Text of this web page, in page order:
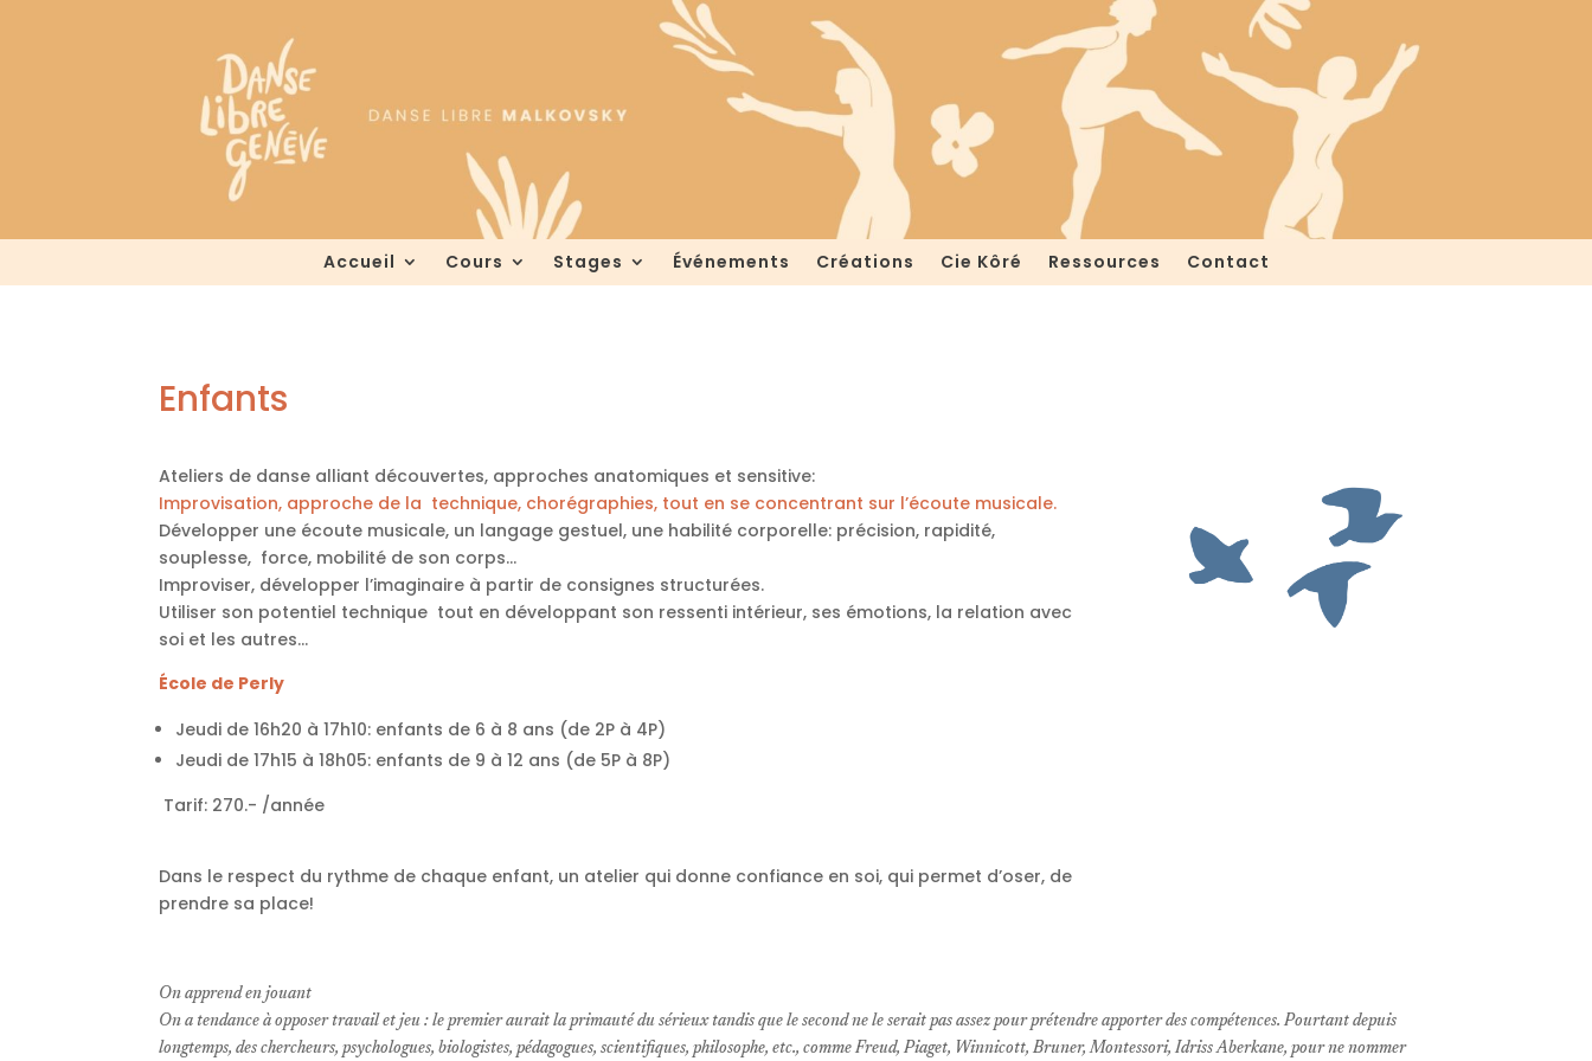
Accueil Cours Stages Événements Créations Cie Kôré Ressources Contact
Enfants
Ateliers de danse alliant découvertes, approches anatomiques et sensitive:
Improvisation, approche de la technique, chorégraphies, tout en se concentrant sur l’écoute musicale.
Développer une écoute musicale, un langage gestuel, une habilité corporelle: précision, rapidité,
souplesse, force, mobilité de son corps…
Improviser, développer l’imaginaire à partir de consignes structurées.
Utiliser son potentiel technique tout en développant son ressenti intérieur, ses émotions, la relation avec
soi et les autres…
École de Perly
Jeudi de 16h20 à 17h10: enfants de 6 à 8 ans (de 2P à 4P)
Jeudi de 17h15 à 18h05: enfants de 9 à 12 ans (de 5P à 8P)
Tarif: 270.- /année
Dans le respect du rythme de chaque enfant, un atelier qui donne confiance en soi, qui permet d’oser, de
prendre sa place!
On apprend en jouant
On a tendance à opposer travail et jeu : le premier aurait la primauté du sérieux tandis que le second ne le serait pas assez pour prétendre apporter des compétences. Pourtant depuis
longtemps, des chercheurs, psychologues, biologistes, pédagogues, scientifiques, philosophe, etc., comme Freud, Piaget, Winnicott, Bruner, Montessori, Idriss Aberkane, pour ne nommer